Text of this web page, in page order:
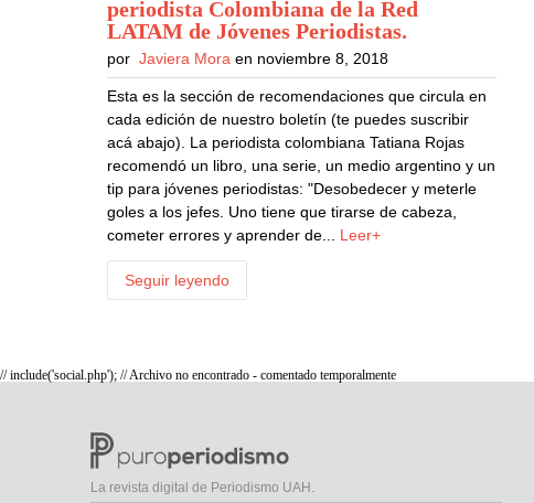
periodista Colombiana de la Red
LATAM de Jóvenes Periodistas.
porJaviera Mora en noviembre 8, 2018
Esta es la sección de recomendaciones que circula en
cada edición de nuestro boletín (te puedes suscribir
acá abajo). La periodista colombiana Tatiana Rojas
recomendó un libro, una serie, un medio argentino y un
tip para jóvenes periodistas: "Desobedecer y meterle
goles a los jefes. Uno tiene que tirarse de cabeza,
cometer errores y aprender de... Leer+
Seguir leyendo
// include('social.php'); // Archivo no encontrado - comentado temporalmente
La revista digital de Periodismo UAH.